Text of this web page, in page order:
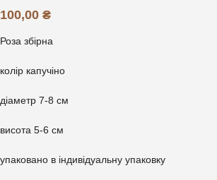
100,00 ₴
Роза збірна
колір капучіно
діаметр 7-8 см
висота 5-6 см
упаковано в індивідуальну упаковку